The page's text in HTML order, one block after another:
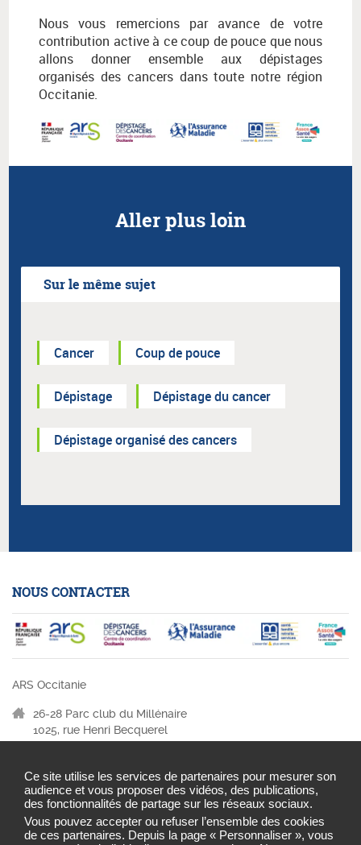
Ce site utilise les services de partenaires pour mesurer son
audience et vous proposer des vidéos, des publications,
des fonctionnalités de partage sur les réseaux sociaux.
Vous pouvez accepter ou refuser l’ensemble des cookies
de ces partenaires. Depuis la page « Personnaliser », vous
Nous vous remercions par avance de votre
contribution active à ce coup de pouce que nous
allons donner ensemble aux dépistages
organisés des cancers dans toute notre région
Occitanie.
Aller plus loin
Sur le même sujet
Cancer Coup de pouce
Dépistage Dépistage du cancer
Dépistage organisé des cancers
NOUS CONTACTER
ARS Occitanie
26-28 Parc club du Millénaire
1025, rue Henri Becquerel